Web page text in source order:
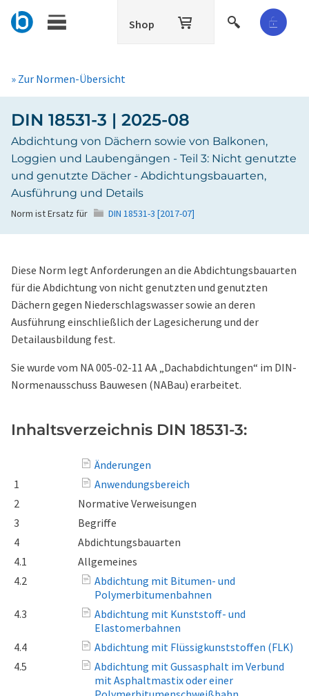
Shop
» Zur Normen-Übersicht
DIN 18531-3 | 2025-08
Abdichtung von Dächern sowie von Balkonen,
Loggien und Laubengängen - Teil 3: Nicht genutzte
und genutzte Dächer - Abdichtungsbauarten,
Ausführung und Details
Norm ist Ersatz für DIN 18531-3 [2017-07]
Diese Norm legt Anforderungen an die Abdichtungsbauarten
für die Abdichtung von nicht genutzten und genutzten
Dächern gegen Niederschlagswasser sowie an deren
Ausführung einschließlich der Lagesicherung und der
Detailausbildung fest.
Sie wurde vom NA 005-02-11 AA „Dachabdichtungen“ im DIN-
Normenausschuss Bauwesen (NABau) erarbeitet.
Inhaltsverzeichnis DIN 18531-3:
Änderungen
1
Anwendungsbereich
2
Normative Verweisungen
3
Begriffe
4
Abdichtungsbauarten
4.1
Allgemeines
4.2
Abdichtung mit Bitumen- und
Polymerbitumenbahnen
4.3
Abdichtung mit Kunststoff- und
Elastomerbahnen
4.4
Abdichtung mit Flüssigkunststoffen (FLK)
4.5
Abdichtung mit Gussasphalt im Verbund
mit Asphaltmastix oder einer